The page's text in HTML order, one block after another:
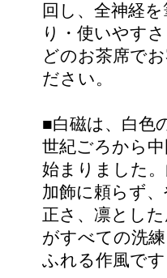
回し、全神経
り・使いやす
どのお茶席で
ださい。
■白磁は、白色
世紀ごろから
始まりました
加飾に頼らず
正さ、凛とし
がすべての洗
ふれる作風で